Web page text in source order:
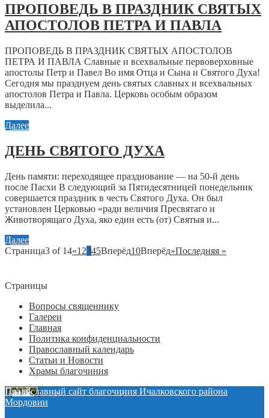
ПРОПОВЕДЬ В ПРАЗДНИК СВЯТЫХ
АПОСТОЛОВ ПЕТРА И ПАВЛА
ПРОПОВЕДЬ В ПРАЗДНИК СВЯТЫХ АПОСТОЛОВ
ПЕТРА И ПАВЛА Славные и всехвальные первоверховные
апостолы Петр и Павел Во имя Отца и Сына и Святого Духа!
Сегодня мы празднуем день святых славных и всехвальных
апостолов Петра и Павла. Церковь особым образом
выделила...
Далее
ДЕНЬ СВЯТОГО ДУХА
День памяти: переходящее празднование — на 50-й день
после Пасхи В следующий за Пятидесятницей понедельник
совершается праздник в честь Святого Духа. Он был
установлен Церковью «ради величия Пресвятаго и
Животворящаго Духа, яко един есть (от) Святыя и...
Далее
Страница3 of 14«1 2345Вперёд10Вперёд»Последняя »
Страницы
Вопросы священнику
Галереи
Главная
Политика конфиденциальности
Православный календарь
Статьи и Новости
Храмы благочиния
Православный сайт благочиния Ичалковского района
Мордовии